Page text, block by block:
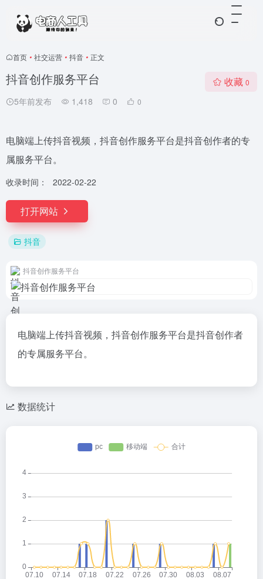
首页 • 社交运营 • 抖音 • 正文
抖音创作服务平台
5年前发布 1,418 0 0
收藏 0
电脑端上传抖音视频，抖音创作服务平台是抖音创作者的专
属服务平台。
收录时间： 2022-02-22
打开网站
抖音
抖音创作服务平台
电脑端上传抖音视频，抖音创作服务平台是抖音创作者
的专属服务平台。
数据统计